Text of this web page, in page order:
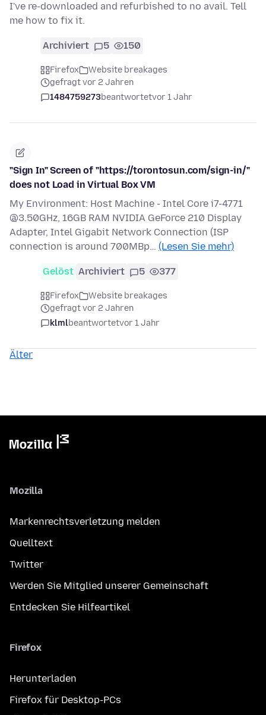
I've re-downloaded and refurbished to no avail. Tell
me how to fix it.
Archiviert 5 150
Firefox
Website breakages
gefragt vor 2 Jahren
1484759273beantwortetvor 1 Jahr
"Sign In" Screen of "https://torontosun.com/sign-in/"
does not Load in Virtual Box VM
My Environment: Host Machine - Intel Core i7-4771
@3.50GHz, 16GB RAM NVIDIA GeForce 210 Display
Adapter, Intel Gigabit Network Connection (ISP
connection is around 700MBp… (Lesen Sie mehr)
Gelöst Archiviert 5 377
Firefox
Website breakages
gefragt vor 2 Jahren
klmlbeantwortetvor 1 Jahr
Älter
Mozilla
Markenrechtsverletzung melden
Quelltext
Twitter
Werden Sie Mitglied unserer Gemeinschaft
Entdecken Sie Hilfeartikel
Firefox
Herunterladen
Firefox für Desktop-PCs